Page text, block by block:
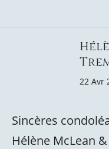
22 Avr
Sincères
Hélène McLean